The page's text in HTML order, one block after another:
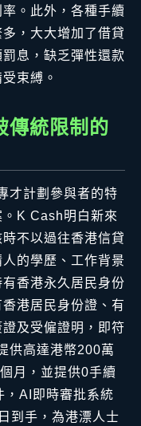
。此外，各種手續
，大大增加了借貸
息，缺乏彈性還款
束縛。
傳統限制的
才計劃參與者的特
K Cash明白新來
不以過往香港信貸
的學歷、工作背景
香港永久居民身份
港居民身份證、有
及受僱證明，即符
供高達港幣200萬
月，並提供0手續
，AI即時審批系統
到手，為港漂人士